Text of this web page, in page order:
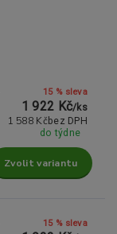
15 % sleva
1 922 Kč/ks
1 588 Kč bez DPH
do týdne
Zvolit variantu
15 % sleva